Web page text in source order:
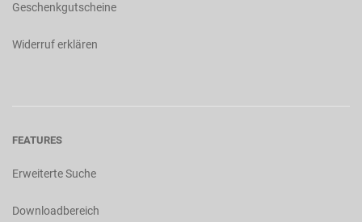
Geschenkgutscheine
Widerruf erklären
FEATURES
Erweiterte Suche
Downloadbereich